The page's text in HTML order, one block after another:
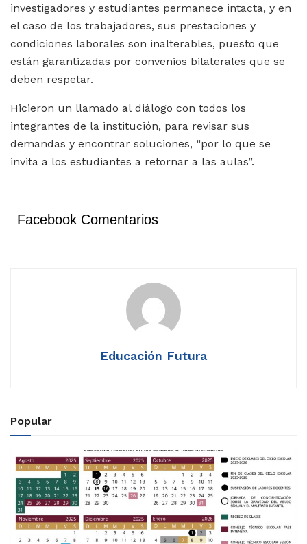
investigadores y estudiantes permanece intacta, y en
el caso de los trabajadores, sus prestaciones y
condiciones laborales son inalterables, puesto que
están garantizadas por convenios bilaterales que se
deben respetar.
Hicieron un llamado al diálogo con todos los
integrantes de la institución, para revisar sus
demandas y encontrar soluciones, “por lo que se
invita a los estudiantes a retornar a las aulas”.
Facebook Comentarios
Educación Futura
Popular